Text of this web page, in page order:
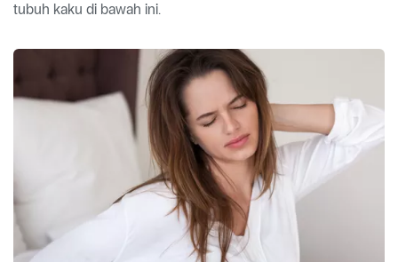
tubuh kaku di bawah ini.